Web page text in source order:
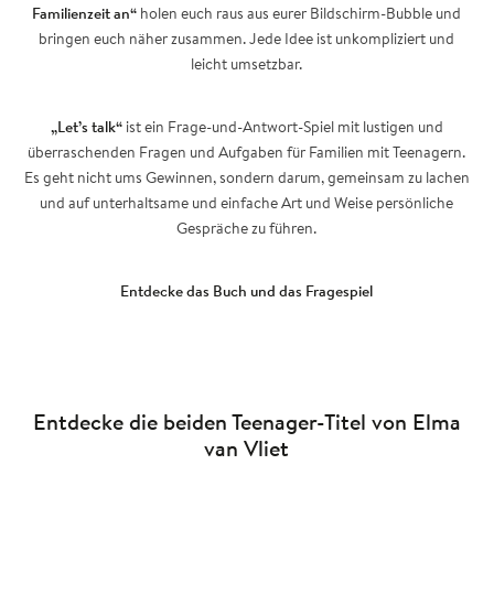
Familienzeit an“ holen euch raus aus eurer Bildschirm-Bubble und
bringen euch näher zusammen. Jede Idee ist unkompliziert und
leicht umsetzbar.
„Let’s talk“ist ein Frage-und-Antwort-Spiel mit lustigen und
überraschenden Fragen und Aufgaben für Familien mit Teenagern.
Es geht nicht ums Gewinnen, sondern darum, gemeinsam zu lachen
und auf unterhaltsame und einfache Art und Weise persönliche
Gespräche zu führen.
Entdecke das Buch und das Fragespiel
Entdecke die beiden Teenager-Titel von Elma
van Vliet